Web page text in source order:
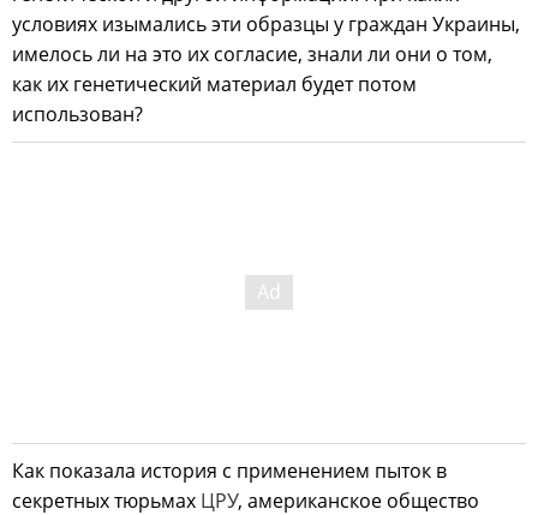
условиях изымались эти образцы у граждан Украины,
имелось ли на это их согласие, знали ли они о том,
как их генетический материал будет потом
использован?
Как показала история с применением пыток в
секретных тюрьмах ЦРУ, американское общество